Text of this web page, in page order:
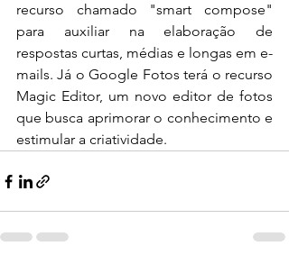
recurso chamado "smart compose"
para auxiliar na elaboração de
respostas curtas, médias e longas em e-
mails. Já o Google Fotos terá o recurso
Magic Editor, um novo editor de fotos
que busca aprimorar o conhecimento e
estimular a criatividade.